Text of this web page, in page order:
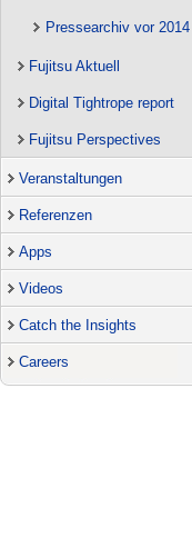
Pressearchiv vor 2014
Fujitsu Aktuell
Digital Tightrope report
Fujitsu Perspectives
Veranstaltungen
Referenzen
Apps
Videos
Catch the Insights
Careers